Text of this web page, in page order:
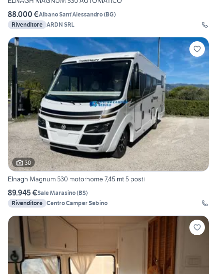
88.000 €Albano Sant'Alessandro(BG)
Rivenditore ARDN SRL
30
Elnagh Magnum 530 motorhome 7,45 mt 5 posti
89.945 €Sale Marasino(BS)
Rivenditore Centro Camper Sebino